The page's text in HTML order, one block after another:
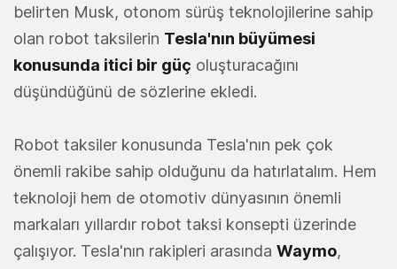
belirten Musk, otonom sürüş teknolojilerine sahip
olan robot taksilerin Tesla'nın büyümesi
konusunda itici bir güç oluşturacağını
düşündüğünü de sözlerine ekledi.
Robot taksiler konusunda Tesla'nın pek çok
önemli rakibe sahip olduğunu da hatırlatalım. Hem
teknoloji hem de otomotiv dünyasının önemli
markaları yıllardır robot taksi konsepti üzerinde
çalışıyor. Tesla'nın rakipleri arasında Waymo,